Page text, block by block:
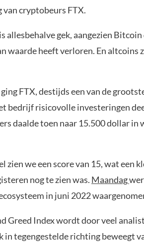
van cryptobeurs FTX.
allesbehalve gek, aangezien
waarde heeft verloren. En altcoins
FTX, destijds een van de
bedrijf risicovolle investeringen
daalde toen naar 15.500 dollar in
zien we een score van 15, wat een
nog te zien was. Maandag
in juni 2022
Greed Index wordt door veel
in tegengestelde richting beweegt